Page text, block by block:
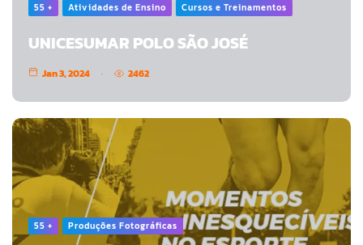
55 + Atividades de Ensino Cursos e Treinamentos
UNICESUMAR POLO SÃO JOSÉ
Jan 3, 2024 2462
55 + Produções Fotográficas